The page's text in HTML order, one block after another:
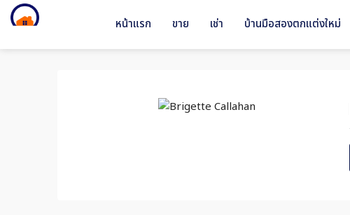
หน้าแรก ขาย เช่า บ้านมือสองตกแต่งใหม่